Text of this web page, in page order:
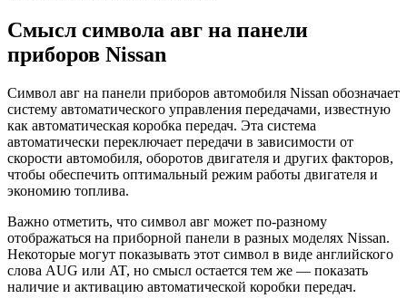
Смысл символа авг на панели
приборов Nissan
Символ авг на панели приборов автомобиля Nissan обозначает
систему автоматического управления передачами, известную
как автоматическая коробка передач. Эта система
автоматически переключает передачи в зависимости от
скорости автомобиля, оборотов двигателя и других факторов,
чтобы обеспечить оптимальный режим работы двигателя и
экономию топлива.
Важно отметить, что символ авг может по-разному
отображаться на приборной панели в разных моделях Nissan.
Некоторые могут показывать этот символ в виде английского
слова AUG или AT, но смысл остается тем же — показать
наличие и активацию автоматической коробки передач.